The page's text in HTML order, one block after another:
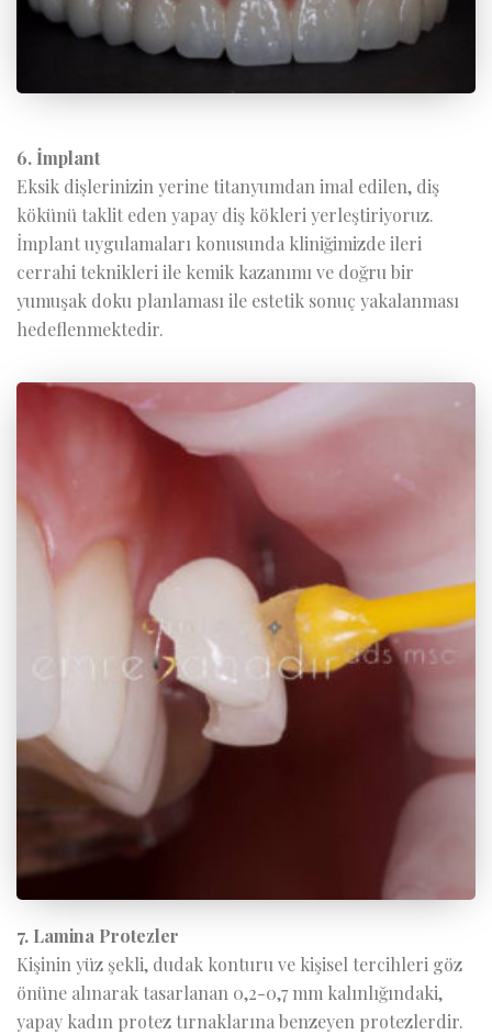
6. İmplant
Eksik dişlerinizin yerine titanyumdan imal edilen, diş
kökünü taklit eden yapay diş kökleri yerleştiriyoruz.
İmplant uygulamaları konusunda kliniğimizde ileri
cerrahi teknikleri ile kemik kazanımı ve doğru bir
yumuşak doku planlaması ile estetik sonuç yakalanması
hedeflenmektedir.
7. Lamina Protezler
Kişinin yüz şekli, dudak konturu ve kişisel tercihleri göz
önüne alınarak tasarlanan 0,2-0,7 mm kalınlığındaki,
yapay kadın protez tırnaklarına benzeyen protezlerdir.